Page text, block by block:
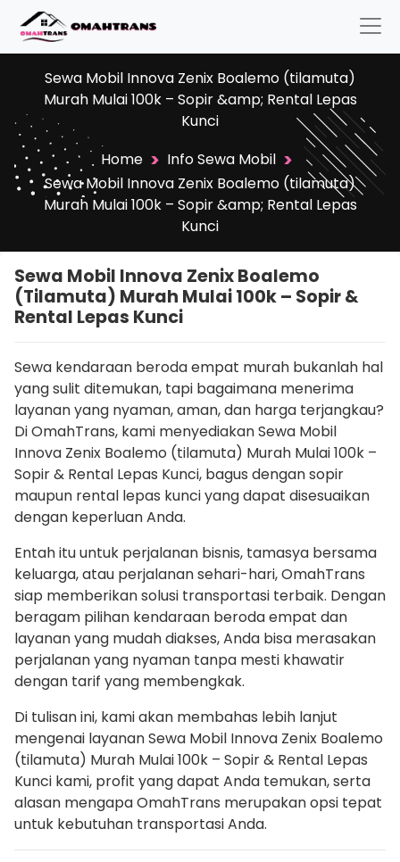
Sewa Mobil Innova Zenix Boalemo (tilamuta)
Murah Mulai 100k – Sopir &amp; Rental Lepas
Kunci
Home > Info Sewa Mobil >
Sewa Mobil Innova Zenix Boalemo (tilamuta)
Murah Mulai 100k – Sopir &amp; Rental Lepas
Kunci
Sewa Mobil Innova Zenix Boalemo
(tilamuta) Murah Mulai 100k – Sopir &
Rental Lepas Kunci
Sewa kendaraan beroda empat murah bukanlah hal
yang sulit ditemukan, tapi bagaimana menerima
layanan yang nyaman, aman, dan harga terjangkau?
Di OmahTrans, kami menyediakan Sewa Mobil
Innova Zenix Boalemo (tilamuta) Murah Mulai 100k –
Sopir & Rental Lepas Kunci, bagus dengan sopir
maupun rental lepas kunci yang dapat disesuaikan
dengan keperluan Anda.
Entah itu untuk perjalanan bisnis, tamasya bersama
keluarga, atau perjalanan sehari-hari, OmahTrans
siap memberikan solusi transportasi terbaik. Dengan
beragam pilihan kendaraan beroda empat dan
layanan yang mudah diakses, Anda bisa merasakan
perjalanan yang nyaman tanpa mesti khawatir
dengan tarif yang membengkak.
Di tulisan ini, kami akan membahas lebih lanjut
mengenai layanan Sewa Mobil Innova Zenix Boalemo
(tilamuta) Murah Mulai 100k – Sopir & Rental Lepas
Kunci kami, profit yang dapat Anda temukan, serta
alasan mengapa OmahTrans merupakan opsi tepat
untuk kebutuhan transportasi Anda.